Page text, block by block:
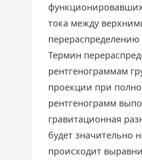
тока между
Термин
рентгенограммам
проекции при
рентгенограмм
гравитационная
будет значительно
происходит